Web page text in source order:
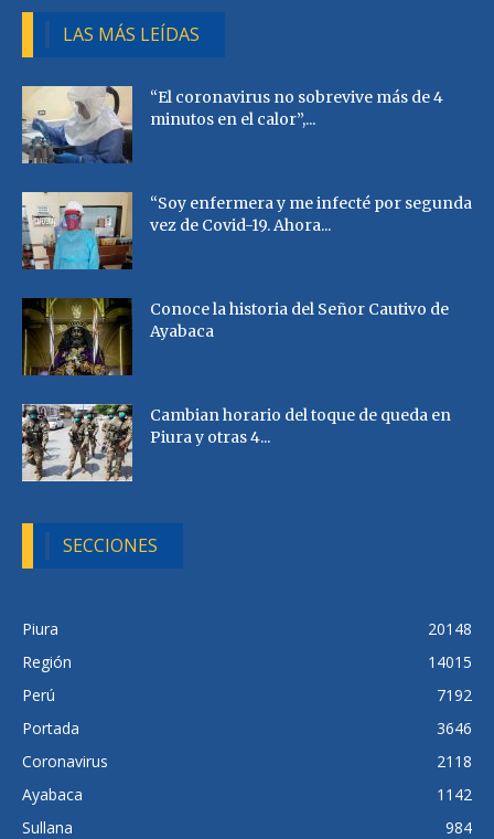
LAS MÁS LEÍDAS
“El coronavirus no sobrevive más de 4
minutos en el calor”,...
“Soy enfermera y me infecté por segunda
vez de Covid-19. Ahora...
Conoce la historia del Señor Cautivo de
Ayabaca
Cambian horario del toque de queda en
Piura y otras 4...
SECCIONES
Piura
20148
Región
14015
Perú
7192
Portada
3646
Coronavirus
2118
Ayabaca
1142
Sullana
984